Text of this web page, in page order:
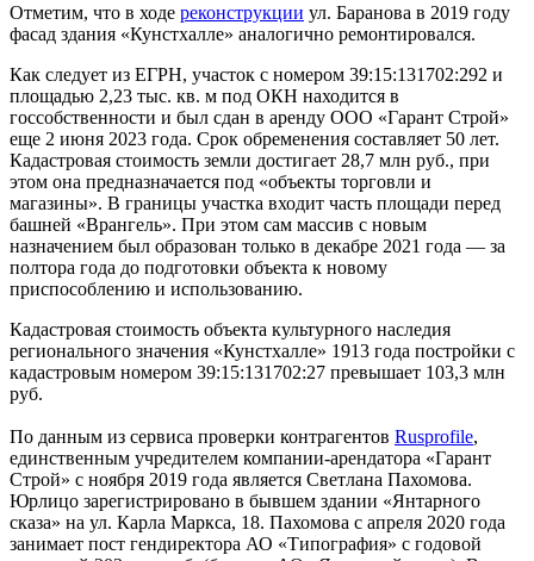
Отметим, что в ходе реконструкции ул. Баранова в 2019 году
фасад здания «Кунстхалле» аналогично ремонтировался.
Как следует из ЕГРН, участок с номером 39:15:131702:292 и
площадью 2,23 тыс. кв. м под ОКН находится в
госсобственности и был сдан в аренду ООО «Гарант Строй»
еще 2 июня 2023 года. Срок обременения составляет 50 лет.
Кадастровая стоимость земли достигает 28,7 млн руб., при
этом она предназначается под «объекты торговли и
магазины». В границы участка входит часть площади перед
башней «Врангель». При этом сам массив с новым
назначением был образован только в декабре 2021 года — за
полтора года до подготовки объекта к новому
приспособлению и использованию.
Кадастровая стоимость объекта культурного наследия
регионального значения «Кунстхалле» 1913 года постройки с
кадастровым номером 39:15:131702:27 превышает 103,3 млн
руб.
По данным из сервиса проверки контрагентов Rusprofile,
единственным учредителем компании-арендатора «Гарант
Строй» с ноября 2019 года является Светлана Пахомова.
Юрлицо зарегистрировано в бывшем здании «Янтарного
сказа» на ул. Карла Маркса, 18. Пахомова с апреля 2020 года
занимает пост гендиректора АО «Типография» с годовой